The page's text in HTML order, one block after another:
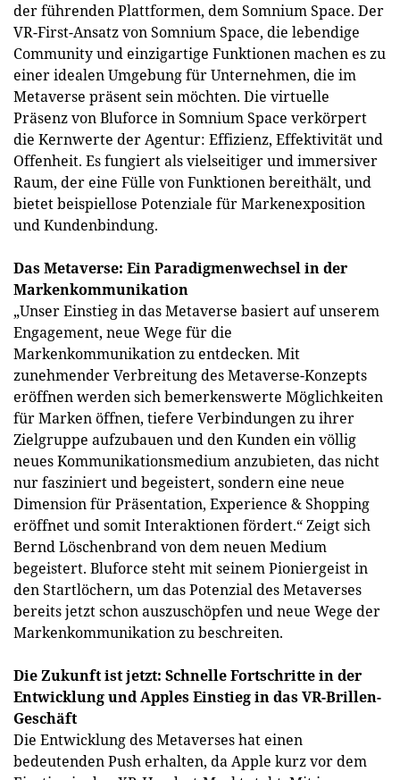
der führenden Plattformen, dem Somnium Space. Der
VR-First-Ansatz von Somnium Space, die lebendige
Community und einzigartige Funktionen machen es zu
einer idealen Umgebung für Unternehmen, die im
Metaverse präsent sein möchten. Die virtuelle
Präsenz von Bluforce in Somnium Space verkörpert
die Kernwerte der Agentur: Effizienz, Effektivität und
Offenheit. Es fungiert als vielseitiger und immersiver
Raum, der eine Fülle von Funktionen bereithält, und
bietet beispiellose Potenziale für Markenexposition
und Kundenbindung.
Das Metaverse: Ein Paradigmenwechsel in der
Markenkommunikation
„Unser Einstieg in das Metaverse basiert auf unserem
Engagement, neue Wege für die
Markenkommunikation zu entdecken. Mit
zunehmender Verbreitung des Metaverse-Konzepts
eröffnen werden sich bemerkenswerte Möglichkeiten
für Marken öffnen, tiefere Verbindungen zu ihrer
Zielgruppe aufzubauen und den Kunden ein völlig
neues Kommunikationsmedium anzubieten, das nicht
nur fasziniert und begeistert, sondern eine neue
Dimension für Präsentation, Experience & Shopping
eröffnet und somit Interaktionen fördert.“ Zeigt sich
Bernd Löschenbrand von dem neuen Medium
begeistert. Bluforce steht mit seinem Pioniergeist in
den Startlöchern, um das Potenzial des Metaverses
bereits jetzt schon auszuschöpfen und neue Wege der
Markenkommunikation zu beschreiten.
Die Zukunft ist jetzt: Schnelle Fortschritte in der
Entwicklung und Apples Einstieg in das VR-Brillen-
Geschäft
Die Entwicklung des Metaverses hat einen
bedeutenden Push erhalten, da Apple kurz vor dem